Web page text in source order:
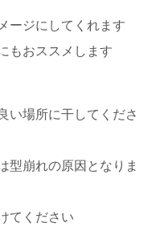
ージにしてくれます
もおススメします
い場所に干してくださ
型崩れの原因となりま
てください